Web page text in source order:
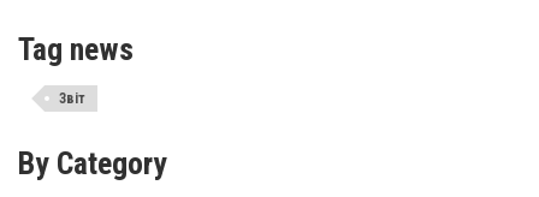
Tag news
Звіт
By Category